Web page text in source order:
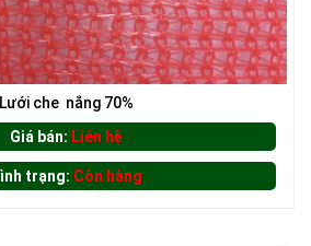
Lưới che nắng 70%
Giá bán: Liên hệ
trạng: Còn hàng